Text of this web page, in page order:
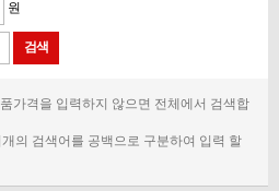
원
가격을 입력하지 않으면 전체에서 검색합
의 검색어를 공백으로 구분하여 입력 할